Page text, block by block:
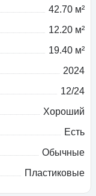
42.70 м²
12.20 м²
19.40 м²
2024
12/24
Хороший
Есть
Обычные
Пластиковые